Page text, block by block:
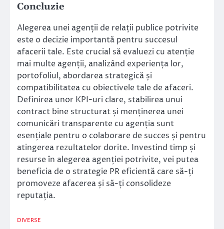
Concluzie
Alegerea unei agenții de relații publice potrivite
este o decizie importantă pentru succesul
afacerii tale. Este crucial să evaluezi cu atenție
mai multe agenții, analizând experiența lor,
portofoliul, abordarea strategică și
compatibilitatea cu obiectivele tale de afaceri.
Definirea unor KPI-uri clare, stabilirea unui
contract bine structurat și menținerea unei
comunicări transparente cu agenția sunt
esențiale pentru o colaborare de succes și pentru
atingerea rezultatelor dorite. Investind timp și
resurse în alegerea agenției potrivite, vei putea
beneficia de o strategie PR eficientă care să-ți
promoveze afacerea și să-ți consolideze
reputația.
DIVERSE